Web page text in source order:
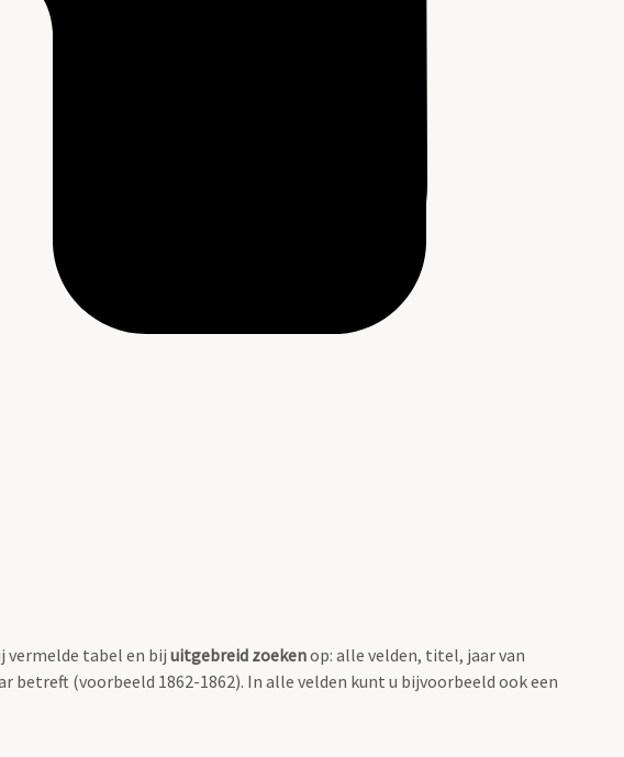
vermelde tabel en bij uitgebreid zoekenop: alle velden, titel, jaar van
(voorbeeld 1862-1862). In alle velden kunt u bijvoorbeeld ook een